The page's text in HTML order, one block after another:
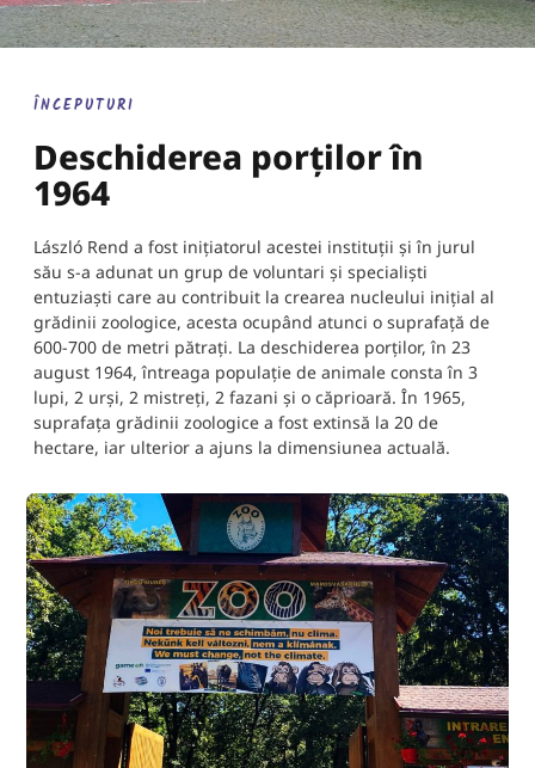
ÎNCEPUTURI
Deschiderea porților în
1964
László Rend a fost inițiatorul acestei instituții și în jurul
său s-a adunat un grup de voluntari și specialiști
entuziaști care au contribuit la crearea nucleului inițial al
grădinii zoologice, acesta ocupând atunci o suprafață de
600-700 de metri pătrați. La deschiderea porților, în 23
august 1964, întreaga populație de animale consta în 3
lupi, 2 urși, 2 mistreți, 2 fazani și o căprioară. În 1965,
suprafața grădinii zoologice a fost extinsă la 20 de
hectare, iar ulterior a ajuns la dimensiunea actuală.